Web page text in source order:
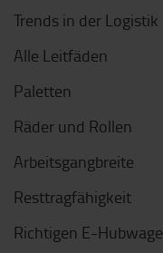
Trends in der Logistik
Alle Leitfäden
Paletten
Räder und Rollen
Arbeitsgangbreite
Resttragfähigkeit
Richtigen E-